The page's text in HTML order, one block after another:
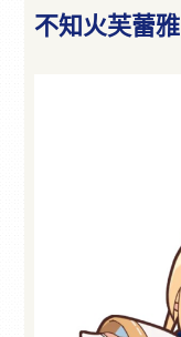
不知火芙蕾雅